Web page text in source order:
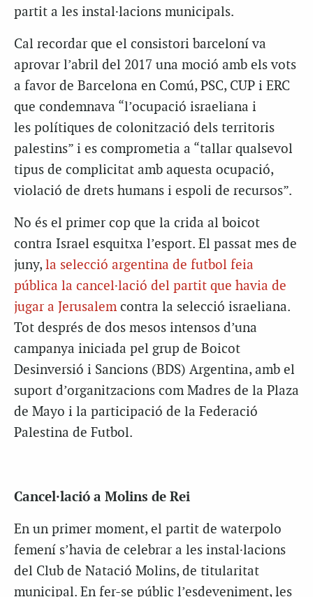
partit a les instal·lacions municipals.
Cal recordar que el consistori barceloní va
aprovar l’abril del 2017 una moció amb els vots
a favor de Barcelona en Comú, PSC, CUP i ERC
que condemnava “l’ocupació israeliana i
les polítiques de colonització dels territoris
palestins” i es comprometia a “tallar qualsevol
tipus de complicitat amb aquesta ocupació,
violació de drets humans i espoli de recursos”.
No és el primer cop que la crida al boicot
contra Israel esquitxa l’esport. El passat mes de
juny, la selecció argentina de futbol feia
pública la cancel·lació del partit que havia de
jugar a Jerusalem contra la selecció israeliana.
Tot després de dos mesos intensos d’una
campanya iniciada pel grup de Boicot
Desinversió i Sancions (BDS) Argentina, amb el
suport d’organitzacions com Madres de la Plaza
de Mayo i la participació de la Federació
Palestina de Futbol.
Cancel·lació a Molins de Rei
En un primer moment, el partit de waterpolo
femení s’havia de celebrar a les instal·lacions
del Club de Natació Molins, de titularitat
municipal. En fer-se públic l’esdeveniment, les